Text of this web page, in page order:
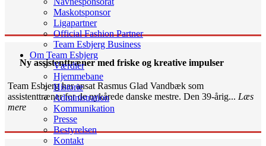
Maskotsponsor
Ligapartner
Official Fashion Partner
Team Esbjerg Business
Om Team Esbjerg
Værdier
Hjemmebane
Historie
Administration
Kommunikation
Presse
Bestyrelsen
Kontakt
Ny assistenttræner med friske og kreative impulser
Team Esbjerg har ansat Rasmus Glad Vandbæk som
assistenttræner for de nykårede danske mestre. Den 39-årig... Læs
mere